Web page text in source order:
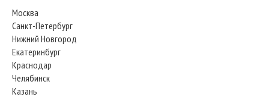
Москва
Санкт-Петербург
Нижний Новгород
Екатеринбург
Краснодар
Челябинск
Казань